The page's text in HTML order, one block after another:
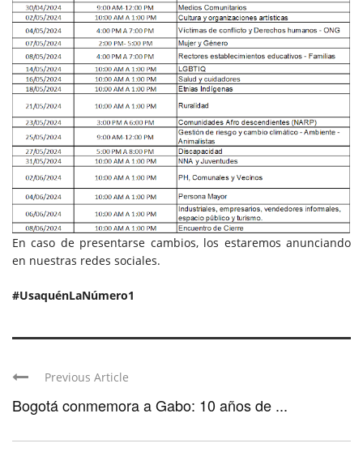
En caso de presentarse cambios, los estaremos anunciando
en nuestras redes sociales.
#UsaquénLaNúmero1
Previous Article
Bogotá conmemora a Gabo: 10 años de ...